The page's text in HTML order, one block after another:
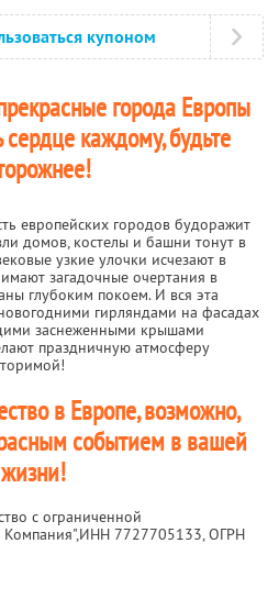
купоном
города Европы
каждому, будьте
европейских городов будоражит
домов, костелы и башни тонут в
узкие улочки исчезают в
загадочные очертания в
глубоким покоем. И вся эта
гирляндами на фасадах
заснеженными крышами
праздничную атмосферу
в Европе, возможно,
событием в вашей
жизни!
с ограниченной
Компания",ИНН 7727705133, ОГРН